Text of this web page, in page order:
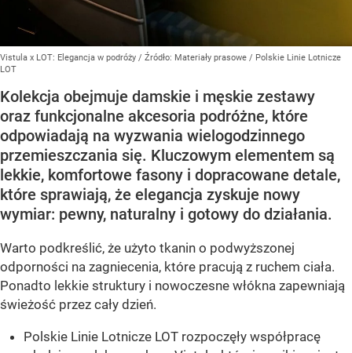
Vistula x LOT: Elegancja w podróży / Źródło: Materiały prasowe / Polskie Linie Lotnicze
LOT
Kolekcja obejmuje damskie i męskie zestawy
oraz funkcjonalne akcesoria podróżne, które
odpowiadają na wyzwania wielogodzinnego
przemieszczania się. Kluczowym elementem są
lekkie, komfortowe fasony i dopracowane detale,
które sprawiają, że elegancja zyskuje nowy
wymiar: pewny, naturalny i gotowy do działania.
Warto podkreślić, że użyto tkanin o podwyższonej
odporności na zagniecenia, które pracują z ruchem ciała.
Ponadto lekkie struktury i nowoczesne włókna zapewniają
świeżość przez cały dzień.
Polskie Linie Lotnicze LOT rozpoczęły współpracę